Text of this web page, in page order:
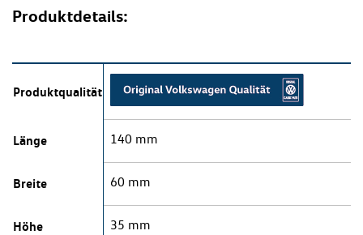
Produktdetails:
Produktqualität
Länge 140 mm
Breite 60 mm
Höhe 35 mm